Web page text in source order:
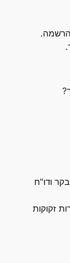
ודו"ח
זקוקות